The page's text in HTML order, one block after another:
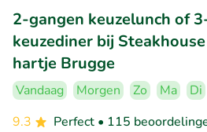
2-gangen keuzelunch of
keuzediner bij
hartje Brugge
Vandaag Morgen Zo Ma
Di
9.3
Perfect • 115